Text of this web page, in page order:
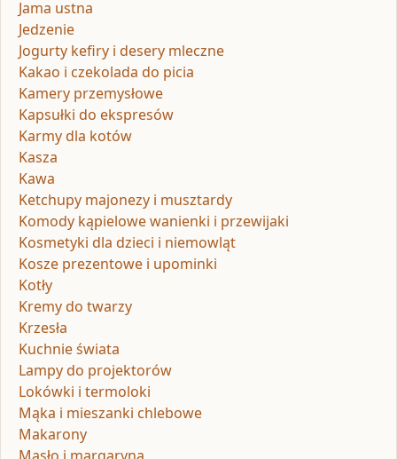
Jama ustna
Jedzenie
Jogurty kefiry i desery mleczne
Kakao i czekolada do picia
Kamery przemysłowe
Kapsułki do ekspresów
Karmy dla kotów
Kasza
Kawa
Ketchupy majonezy i musztardy
Komody kąpielowe wanienki i przewijaki
Kosmetyki dla dzieci i niemowląt
Kosze prezentowe i upominki
Kotły
Kremy do twarzy
Krzesła
Kuchnie świata
Lampy do projektorów
Lokówki i termoloki
Mąka i mieszanki chlebowe
Makarony